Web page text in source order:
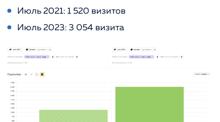
Июль 2021: 1 520 визитов
Июль 2023: 3 054 визита